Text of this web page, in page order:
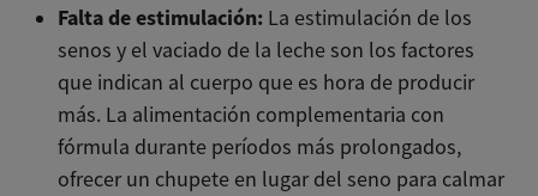
Falta de estimulación: La estimulación de los
senos y el vaciado de la leche son los factores
que indican al cuerpo que es hora de producir
más. La alimentación complementaria con
fórmula durante períodos más prolongados,
ofrecer un chupete en lugar del seno para calmar